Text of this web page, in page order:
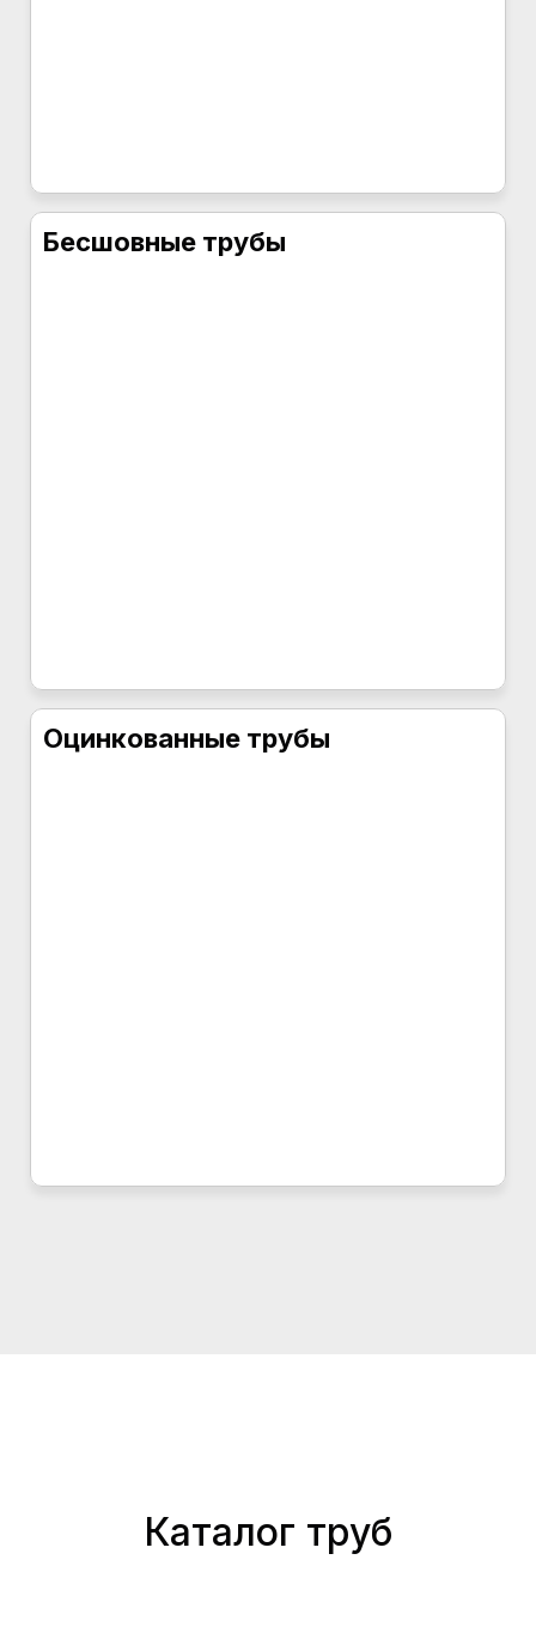
Бесшовные трубы
Оцинкованные трубы
Каталог труб